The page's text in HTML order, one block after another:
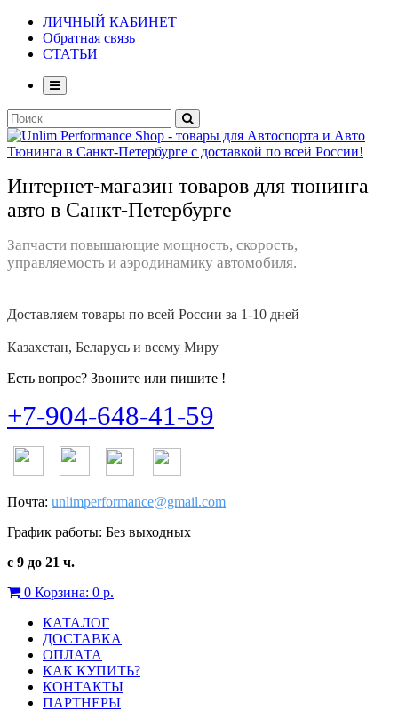
ЛИЧНЫЙ КАБИНЕТ
Обратная связь
СТАТЬИ
Интернет-магазин товаров для тюнинга
авто в Санкт-Петербурге
Запчасти повышающие мощность, скорость,
управляемость и аэродинамику автомобиля.
Доставляем товары по всей России за 1-10 дней
Казахстан, Беларусь и всему Миру
Есть вопрос? Звоните или пишите !
+7-904-648-41-59
Почта: unlimperformance@gmail.com
График работы: Без выходных
с 9 до 21 ч.
0 Корзина: 0 р.
КАТАЛОГ
ДОСТАВКА
ОПЛАТА
КАК КУПИТЬ?
КОНТАКТЫ
ПАРТНЕРЫ